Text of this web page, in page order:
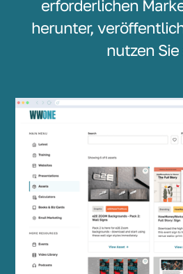
erforderlichen
herunter,
nutzen Sie